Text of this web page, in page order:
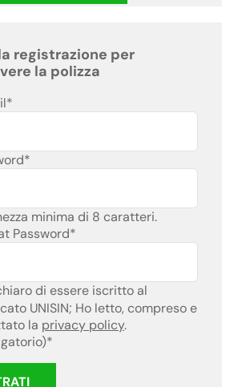
registrazione per
la polizza
*
*
minima di 8 caratteri.
Password*
di essere iscritto al
UNISIN; Ho letto, compreso e
la privacy policy.
*